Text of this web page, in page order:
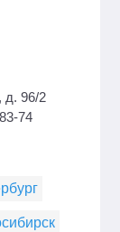
д. 96/2
74